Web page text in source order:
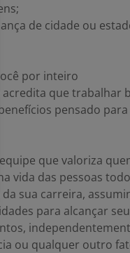
de cidade ou
por inteiro
acredita que trabalhar
pensado
que valoriza
vida das pessoas
sua carreira,
para alcançar
ou qualquer outro